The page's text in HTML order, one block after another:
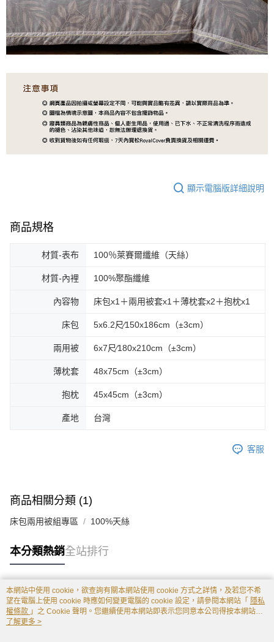
顯示電腦版詳細說明
商品規格
材質-表布 100％萊賽爾纖維（天絲）
材質-內裡 100%聚酯纖維
內容物 床包x1＋兩用被套x1＋薄枕套x2＋抱枕x1
床包 5x6.2尺∕150x186cm（±3cm）
兩用被 6x7尺∕180x210cm（±3cm）
薄枕套 48x75cm（±3cm）
抱枕 45x45cm（±3cm）
產地 台灣
客服
商品相關分類 (1)
床包兩用被組專區 100%天絲
本分類熱銷全站排行
熱門標籤
本網站中使用 cookie，欲查詢有關本網站使用 cookie 方式之詳情，及若您不希
望在電腦上使用 cookie 時應如何變更電腦的 cookie 設定，請參閱本網站「 隱私
權條款 」之 Cookie 聲明。您繼續使用本網站即表示您同意本公司得按本網站使
用條款之 Cookie 聲明使用 cookie。
了解更多 >